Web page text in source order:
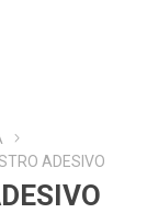
ADESIVO